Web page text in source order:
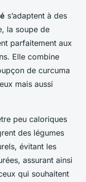
s’adaptent à des
la soupe de
parfaitement aux
Elle combine
de curcuma
mais aussi
peu caloriques
des légumes
évitant les
assurant ainsi
qui souhaitent